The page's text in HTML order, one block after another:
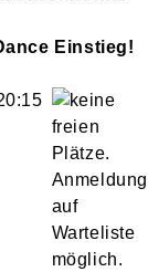
Einstieg!